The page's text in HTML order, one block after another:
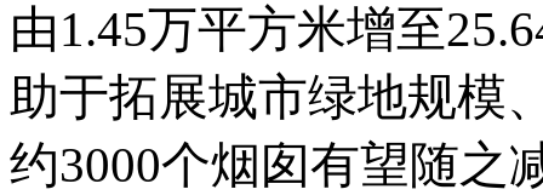
由1.45万平方米增至
助于拓展城市绿地规模
约3000个烟囱有望随之